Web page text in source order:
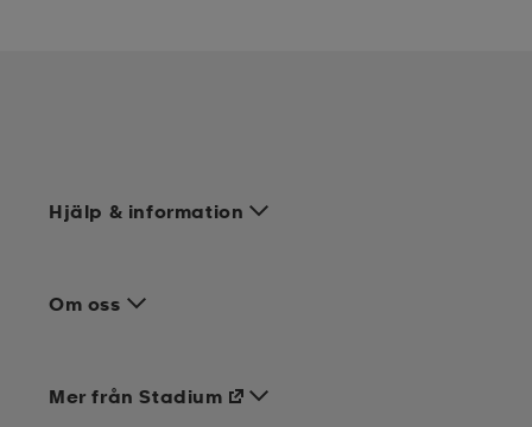
Hjälp & information
Om oss
Mer från Stadium